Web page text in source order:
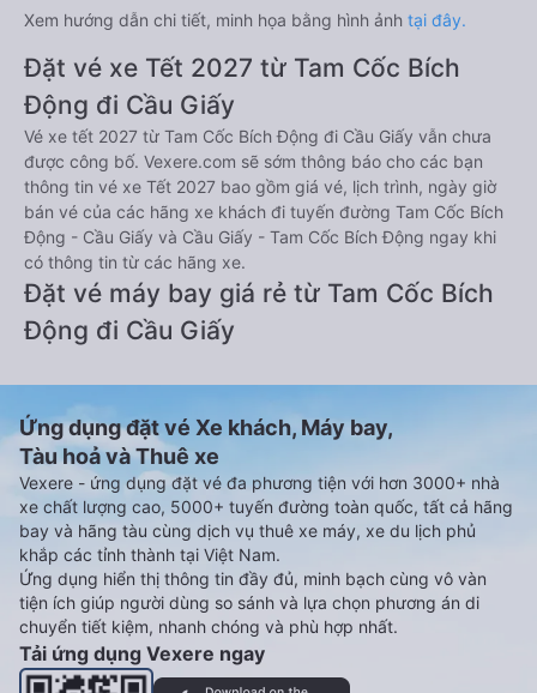
Xem hướng dẫn chi tiết, minh họa bằng hình ảnh tại đây.
Đặt vé xe Tết 2027 từ Tam Cốc Bích
Động đi Cầu Giấy
Vé xe tết 2027 từ Tam Cốc Bích Động đi Cầu Giấy vẫn chưa
được công bố. Vexere.com sẽ sớm thông báo cho các bạn
thông tin vé xe Tết 2027 bao gồm giá vé, lịch trình, ngày giờ
bán vé của các hãng xe khách đi tuyến đường Tam Cốc Bích
Động - Cầu Giấy và Cầu Giấy - Tam Cốc Bích Động ngay khi
có thông tin từ các hãng xe.
Đặt vé máy bay giá rẻ từ Tam Cốc Bích
Động đi Cầu Giấy
Ứng dụng đặt vé Xe khách, Máy bay,
Tàu hoả và Thuê xe
Vexere - ứng dụng đặt vé đa phương tiện với hơn 3000+ nhà
xe chất lượng cao, 5000+ tuyến đường toàn quốc, tất cả hãng
bay và hãng tàu cùng dịch vụ thuê xe máy, xe du lịch phủ
khắp các tỉnh thành tại Việt Nam.
Ứng dụng hiển thị thông tin đầy đủ, minh bạch cùng vô vàn
tiện ích giúp người dùng so sánh và lựa chọn phương án di
chuyển tiết kiệm, nhanh chóng và phù hợp nhất.
Tải ứng dụng Vexere ngay